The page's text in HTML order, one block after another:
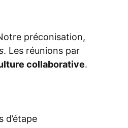
préconisation,
. Les réunions par
collaborative.
d’étape